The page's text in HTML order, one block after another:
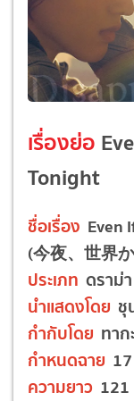
เรื่องย่อ
Tonight
ชื่อเรื่อง Even
(今夜、世界
ประเภท ดราม่
นำแสดงโดย ชุ
กำกับโดย ทาก
กำหนดฉาย
ความยาว